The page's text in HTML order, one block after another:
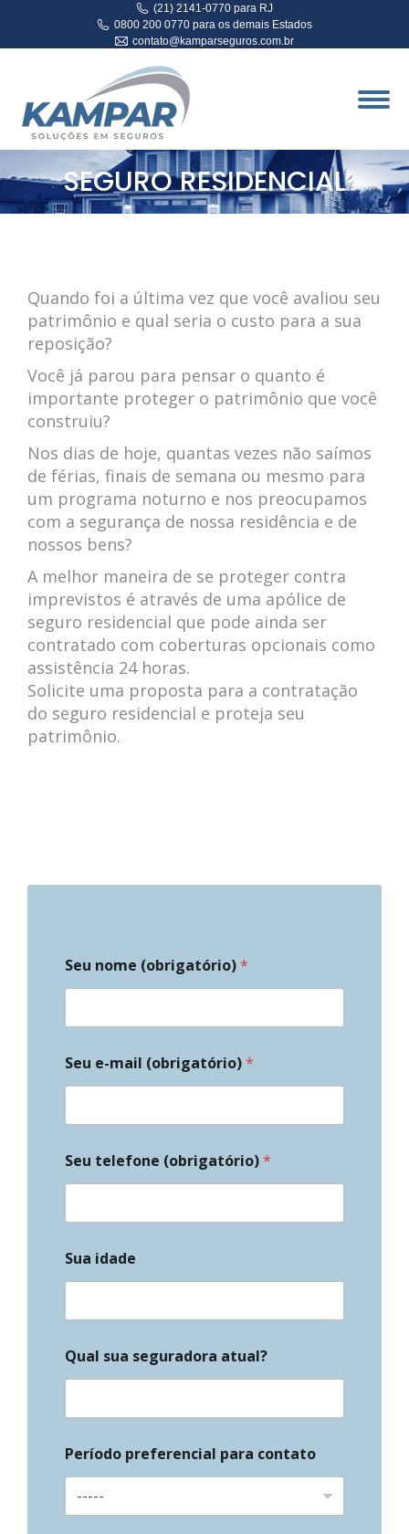
(21) 2141-0770 para RJ
0800 200 0770 para os demais Estados
contato@kamparseguros.com.br
SEGURO RESIDENCIAL
Quando foi a última vez que você avaliou seu
patrimônio e qual seria o custo para a sua
reposição?
Você já parou para pensar o quanto é
importante proteger o patrimônio que você
construiu?
Nos dias de hoje, quantas vezes não saímos
de férias, finais de semana ou mesmo para
um programa noturno e nos preocupamos
com a segurança de nossa residência e de
nossos bens?
A melhor maneira de se proteger contra
imprevistos é através de uma apólice de
seguro residencial que pode ainda ser
contratado com coberturas opcionais como
assistência 24 horas.
Solicite uma proposta para a contratação
do seguro residencial e proteja seu
patrimônio.
Seu nome (obrigatório)*
Seu e-mail (obrigatório)*
Seu telefone (obrigatório)*
Sua idade
Qual sua seguradora atual?
Período preferencial para contato